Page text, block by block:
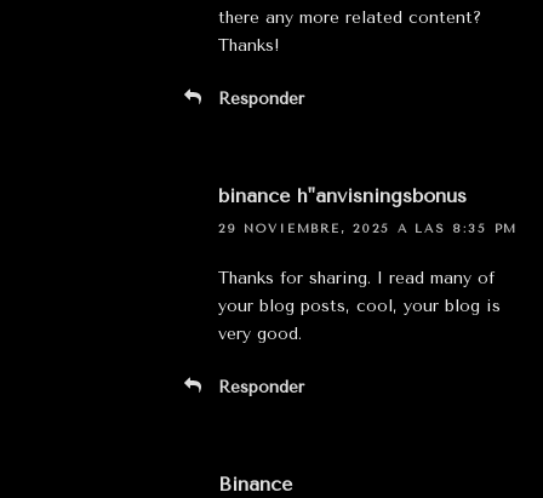
there any more related content?
Thanks!
Responder
binance h"anvisningsbonus
29 NOVIEMBRE, 2025 A LAS 8:35 PM
Thanks for sharing. I read many of
your blog posts, cool, your blog is
very good.
Responder
Binance